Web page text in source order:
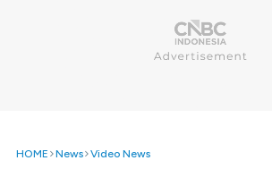
HOME News Video News